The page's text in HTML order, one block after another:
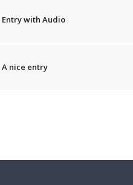
Entry with Audio
A nice entry